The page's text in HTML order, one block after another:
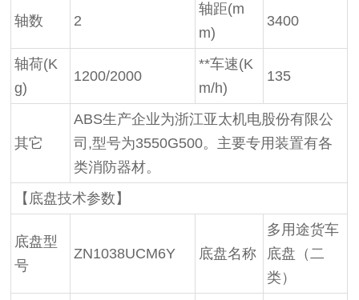
轴数 2
轴距(m
m)
3400
轴荷(K
g)
1200/2000
**车速(K
m/h)
135
其它
ABS生产企业为浙江亚太机电股份有限公
司,型号为3550G500。主要专用装置有各
类消防器材。
【底盘技术参数】
底盘型
号
ZN1038UCM6Y 底盘名称
多用途货车
底盘（二
类）